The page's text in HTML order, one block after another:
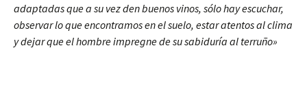
adaptadas que a su vez den buenos vinos, sólo hay escuchar,
observar lo que encontramos en el suelo, estar atentos al clima
y dejar que el hombre impregne de su sabiduría al terruño»